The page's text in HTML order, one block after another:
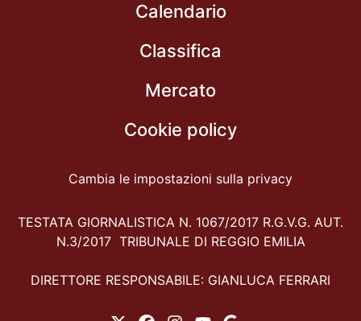
Calendario
Classifica
Mercato
Cookie policy
Cambia le impostazioni sulla privacy
TESTATA GIORNALISTICA N. 1067/2017 R.G.V.G. AUT.
N.3/2017 TRIBUNALE DI REGGIO EMILIA
DIRETTORE RESPONSABILE: GIANLUCA FERRARI